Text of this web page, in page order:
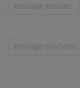
Einträge gesamt:
Einträge pro Seite: